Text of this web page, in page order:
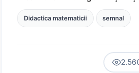
Didactica matematicii semnal